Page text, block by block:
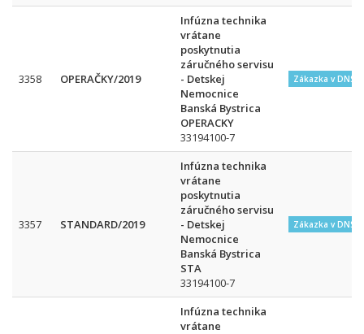
3358 OPERAČKY/2019
Infúzna technika
vrátane
poskytnutia
záručného servisu
- Detskej
Nemocnice
Banská Bystrica
OPERACKY
33194100-7
Zákazka v DNS
3357 STANDARD/2019
Infúzna technika
vrátane
poskytnutia
záručného servisu
- Detskej
Nemocnice
Banská Bystrica
STA
33194100-7
Zákazka v DNS
Infúzna technika
vrátane